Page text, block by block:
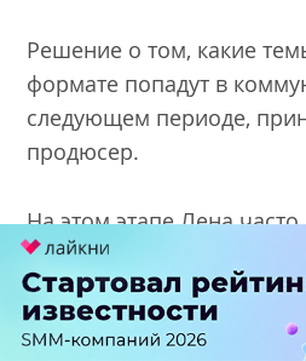
Решение о том, какие
формате попадут в
следующем периоде,
продюсер.
На этом этапе Лена
опытом с коллегами –
продюсерами.